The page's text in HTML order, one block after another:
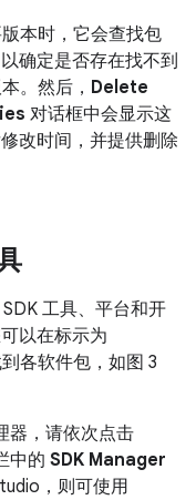
本时，它会查找包
确定是否存在找不到
。然后， Delete
对话框中会显示这
改时间，并提供删除
工具、平台和开
以在标示为
各软件包，如图 3
器，请依次点击
中的 SDK Manager
，则可使用